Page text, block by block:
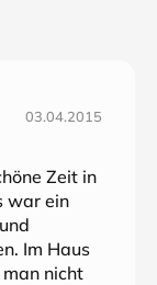
03.04.2015
Zeit in
war ein
Im Haus
nicht